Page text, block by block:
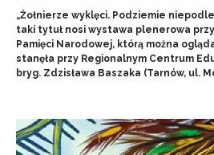
„Żołnierze wyklęci. Podziemie
taki tytuł nosi wystawa plenerowa
Pamięci Narodowej, którą można
stanęła przy Regionalnym Centrum
bryg. Zdzisława Baszaka (Tarnów, ul.